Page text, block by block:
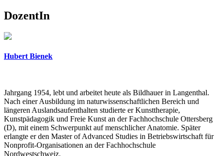
DozentIn
Hubert Bienek
Jahrgang 1954, lebt und arbeitet heute als Bildhauer in Langenthal.
Nach einer Ausbildung im naturwissenschaftlichen Bereich und
längeren Auslandsaufenthalten studierte er Kunsttherapie,
Kunstpädagogik und Freie Kunst an der Fachhochschule Ottersberg
(D), mit einem Schwerpunkt auf menschlicher Anatomie. Später
erlangte er den Master of Advanced Studies in Betriebswirtschaft für
Nonprofit-Organisationen an der Fachhochschule
Nordwestschweiz.